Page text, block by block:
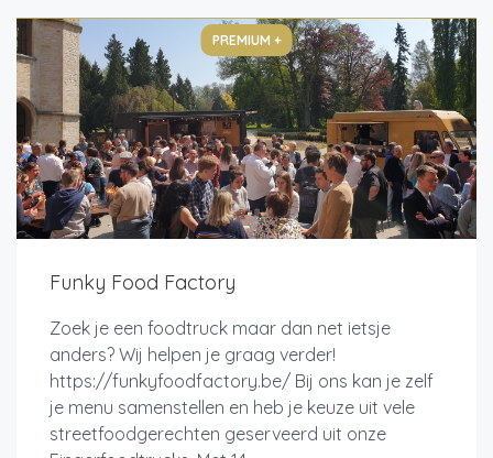
PREMIUM +
Funky Food Factory
Zoek je een foodtruck maar dan net ietsje
anders? Wij helpen je graag verder!
https://funkyfoodfactory.be/ Bij ons kan je zelf
je menu samenstellen en heb je keuze uit vele
streetfoodgerechten geserveerd uit onze